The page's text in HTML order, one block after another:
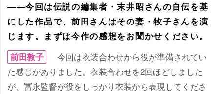
――今回は伝説の編集者・末井昭さんの自伝を基
にした作品で、前田さんはその妻・牧子さんを演
じます。まずは今作の感想をお聞かせください。
前田敦子
今回は衣装合わせから役が準備されてい
た感じがありました。衣装合わせを2回ほどしました
が、冨永監督が役をしっかり衣装から表現してくださ